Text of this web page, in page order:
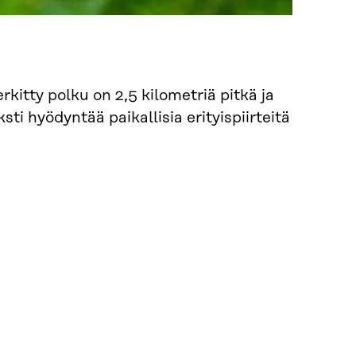
polku on 2,5 kilometriä pitkä ja
hyödyntää paikallisia erityispiirteitä